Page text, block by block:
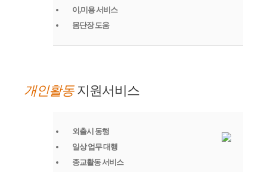
이,미용 서비스
몸단장 도움
개인활동지원서비스
외출시 동행
일상 업무 대행
종교활동 서비스